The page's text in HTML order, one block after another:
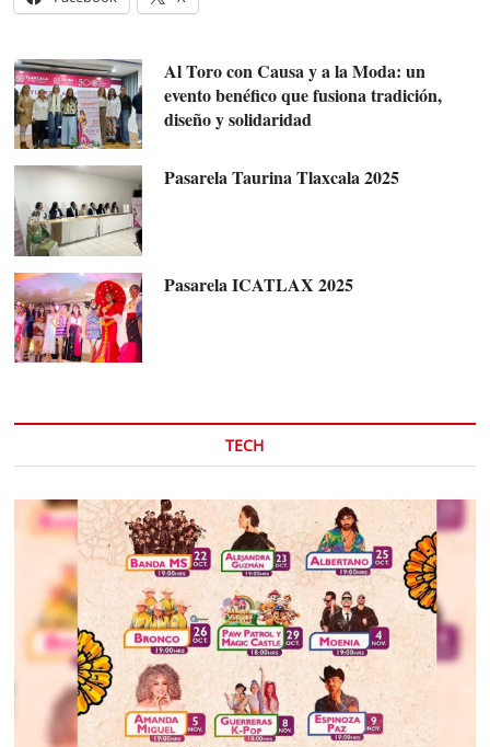
Al Toro con Causa y a la Moda: un
evento benéfico que fusiona tradición,
diseño y solidaridad
Pasarela Taurina Tlaxcala 2025
Pasarela ICATLAX 2025
TECH